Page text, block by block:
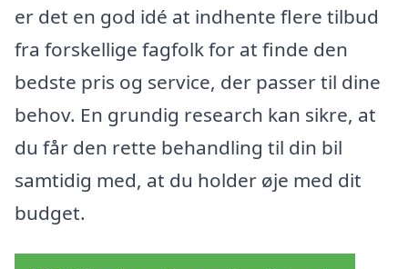
er det en god idé at indhente flere tilbud
fra forskellige fagfolk for at finde den
bedste pris og service, der passer til dine
behov. En grundig research kan sikre, at
du får den rette behandling til din bil
samtidig med, at du holder øje med dit
budget.